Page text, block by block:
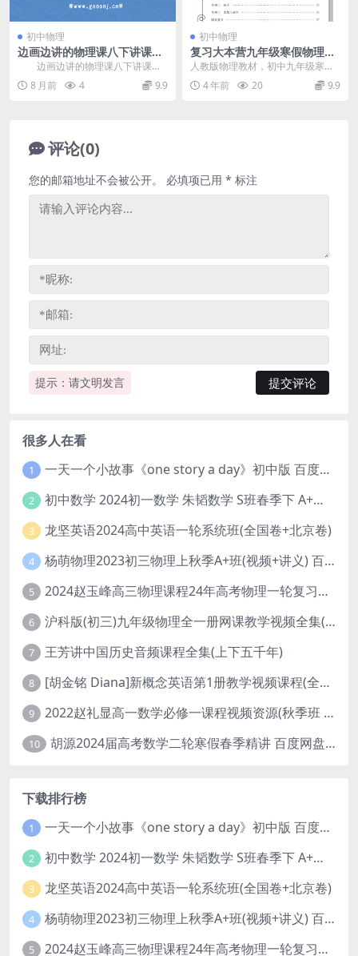
初中物理
边画边讲的物理课八下讲课视
频(初二物理) 百度网盘分享
边画边讲的物理课八下讲课视
频(初二物理)，专为7-9年级小读者
设计的初中物理...
8 月前 4 9.9
初中物理
复习大本营九年级寒假物理人
教版，初中九年级物理寒假作
业电子版81页PDF文档，百度
网盘下载
人教版物理教材，初中九年级寒假
作业，假期学习资料下载，推荐：
复习大本营九年级寒假...
4 年前 20 9.9
评论(0)
提示：请文明发言
您的邮箱地址不会被公开。 必填项已用 * 标注
很多人在看
1 一天一个小故事《one story a day》初中版 百度网盘分享下载
2 初中数学 2024初一数学 朱韬数学 S班春季下 A+班春季下 百度云网盘
3 龙坚英语2024高中英语一轮系统班(全国卷+北京卷)
4 杨萌物理2023初三物理上秋季A+班(视频+讲义) 百度网盘分享
5 2024赵玉峰高三物理课程24年高考物理一轮复习网课教程
6 沪科版(初三)九年级物理全一册网课教学视频全集(录播版 杜春雨 66讲)
7 王芳讲中国历史音频课程全集(上下五千年)
8 [胡金铭 Diana]新概念英语第1册教学视频课程(全集 百度网盘下载)
9 2022赵礼显高一数学必修一课程视频资源(秋季班 含讲义)百度网盘云
10 胡源2024届高考数学二轮寒假春季精讲 百度网盘分享
下载排行榜
1 一天一个小故事《one story a day》初中版 百度网盘分享下载
2 初中数学 2024初一数学 朱韬数学 S班春季下 A+班春季下 百度云网盘
3 龙坚英语2024高中英语一轮系统班(全国卷+北京卷)
4 杨萌物理2023初三物理上秋季A+班(视频+讲义) 百度网盘分享
5 2024赵玉峰高三物理课程24年高考物理一轮复习网课教程